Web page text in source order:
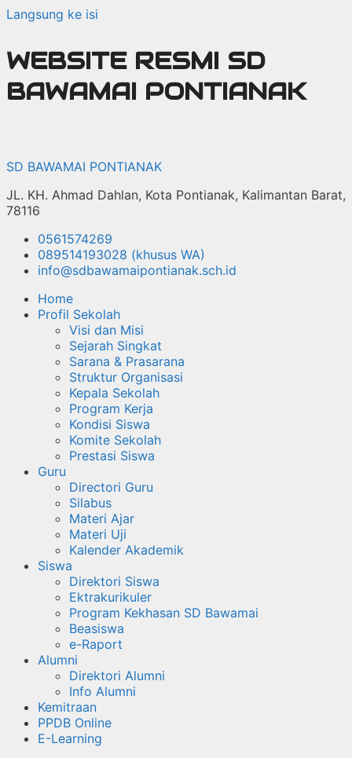
Langsung ke isi
WEBSITE RESMI SD
BAWAMAI PONTIANAK
SD BAWAMAI PONTIANAK
JL. KH. Ahmad Dahlan, Kota Pontianak, Kalimantan Barat,
78116
0561574269
089514193028 (khusus WA)
info@sdbawamaipontianak.sch.id
Home
Profil Sekolah
Visi dan Misi
Sejarah Singkat
Sarana & Prasarana
Struktur Organisasi
Kepala Sekolah
Program Kerja
Kondisi Siswa
Komite Sekolah
Prestasi Siswa
Guru
Directori Guru
Silabus
Materi Ajar
Materi Uji
Kalender Akademik
Siswa
Direktori Siswa
Ektrakurikuler
Program Kekhasan SD Bawamai
Beasiswa
e-Raport
Alumni
Direktori Alumni
Info Alumni
Kemitraan
PPDB Online
E-Learning